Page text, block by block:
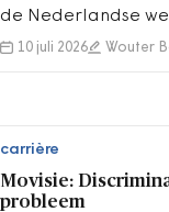
de Nederlandse
10 juli 2026 Wouter
carrière
Movisie:
probleem